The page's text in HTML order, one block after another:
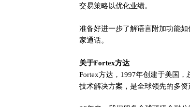
交易策略以优化业绩。
准备好进一步了解语言附加功能
家通话。
关于Fortex方达
Fortex方达，1997年创建于美国
技术解决方案，是全球领先的多资